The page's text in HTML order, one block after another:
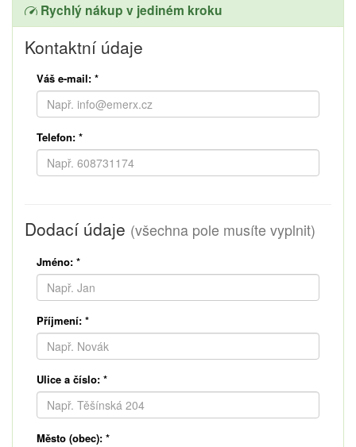
Rychlý nákup v jediném kroku
Kontaktní údaje
Váš e-mail: *
Telefon: *
Dodací údaje (všechna pole musíte vyplnit)
Jméno: *
Příjmení: *
Ulice a číslo: *
Město (obec): *